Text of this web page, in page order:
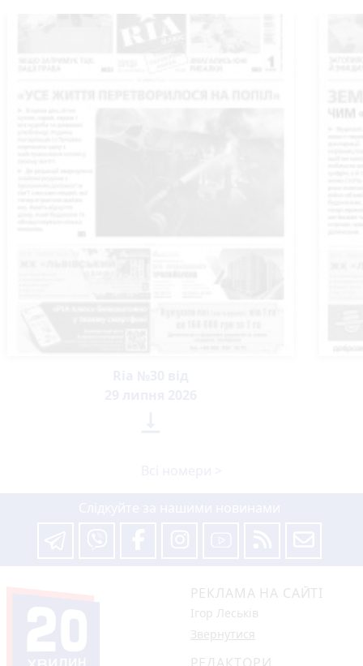
РЕКЛАМА НА САЙТІ
Ігор Леськів
Звернутися